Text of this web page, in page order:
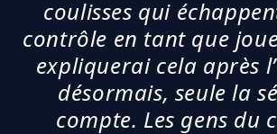
coulisses qui
contrôle en tant que
expliquerai cela après
désormais, seule la
compte. Les gens du